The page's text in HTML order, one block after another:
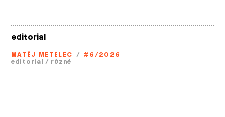
editorial
MATĚJ METELEC / #6/2026
editorial / různé